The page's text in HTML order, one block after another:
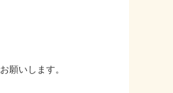
願いします。